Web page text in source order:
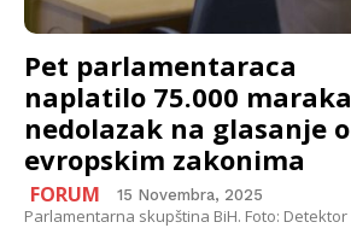
Pet parlamentaraca
naplatilo 75.000 maraka
nedolazak na glasanje o
evropskim zakonima
FORUM 15 Novembra, 2025
Parlamentarna skupština BiH. Foto: Detektor